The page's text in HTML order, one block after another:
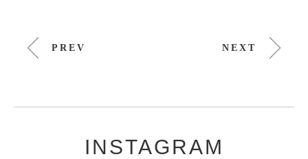
PREV NEXT
INSTAGRAM